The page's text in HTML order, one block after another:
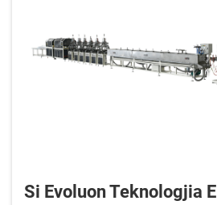
Si Evoluon Teknologjia